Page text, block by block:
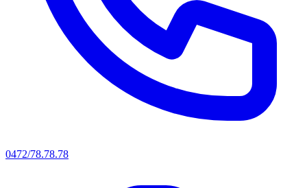
0472/78.78.78